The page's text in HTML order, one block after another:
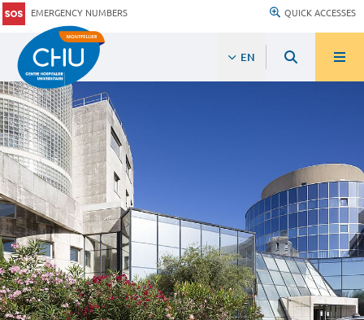
EMERGENCY NUMBERS QUICK ACCESSES
EN